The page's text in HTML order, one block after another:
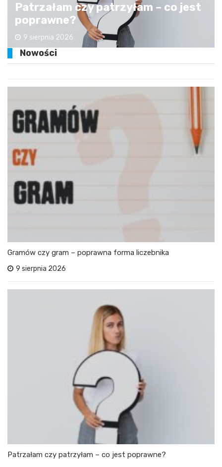
Patrzałam czy patrzyłam – co jest
poprawne?
9 sierpnia 2026
Nowości
Gramów czy gram – poprawna forma liczebnika
9 sierpnia 2026
Patrzałam czy patrzyłam – co jest poprawne?